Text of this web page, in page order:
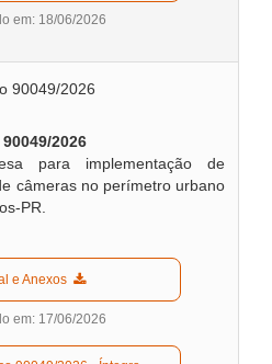
em: 18/06/2026
90049/2026
90049/2026
para implementação de
câmeras no perímetro urbano
PR.
e Anexos
em: 17/06/2026